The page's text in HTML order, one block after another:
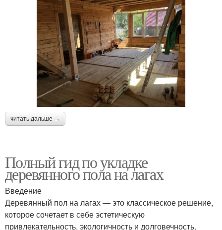
читать дальше →
Полный гид по укладке
деревянного пола на лагах
Введение
Деревянный пол на лагах — это классическое решение,
которое сочетает в себе эстетическую
привлекательность, экологичность и долговечность.